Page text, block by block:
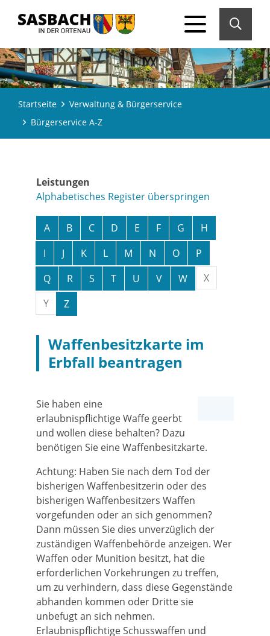
Startseite
Verwaltung & Bürgerservice
Bürgerservice A-Z
Leistungen
Alphabetisches Register überspringen
A B C D E F G
H
I
J K L M N O
P
Q
R S T U V W
X
Y
Z
Waffenbesitzkarte im
Erbfall beantragen
Sie haben eine
erlaubnispflichtige Waffe geerbt
und wollen diese behalten? Dazu
benötigen Sie eine Waffenbesitzkarte.
Achtung: Haben Sie nach dem Tod der
bisherigen Waffenbesitzerin oder des
bisherigen Waffenbesitzers Waffen
vorgefunden oder an sich genommen?
Dann müssen Sie dies unverzüglich der
zuständigen Waffenbehörde anzeigen. Wer
Waffen oder Munition besitzt, hat die
erforderlichen Vorkehrungen zu treffen,
um zu verhindern, dass diese Gegenstände
abhanden kommen oder Dritte sie
unbefugt an sich nehmen.
Erlaubnispflichtige Schusswaffen und